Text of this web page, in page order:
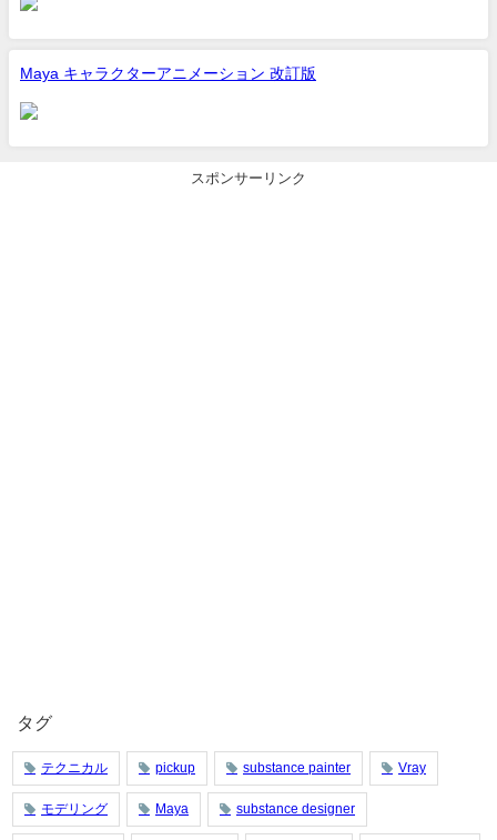
Maya キャラクターアニメーション 改訂版
スポンサーリンク
タグ
テクニカル pickup substance painter Vray
モデリング Maya substance designer